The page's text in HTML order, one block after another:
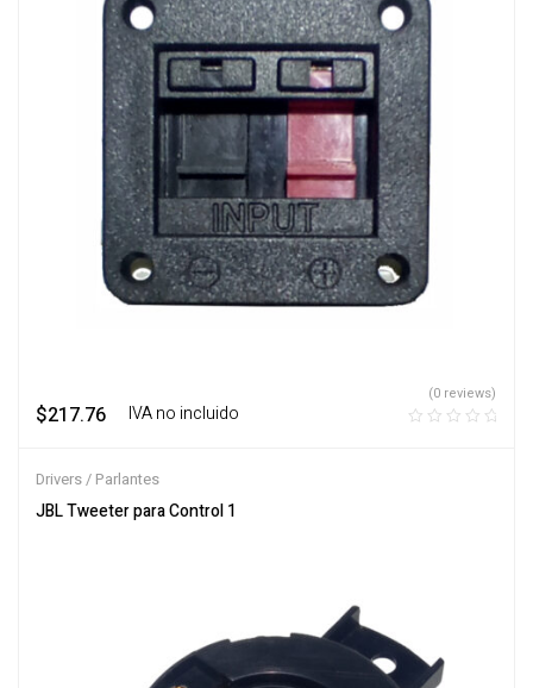
$217.76 ‎ ‎ ‎ IVA no incluido
(0 reviews)
Drivers / Parlantes
JBL Tweeter para Control 1